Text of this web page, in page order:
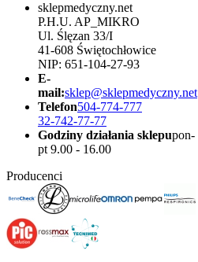
sklepmedyczny.net
P.H.U. AP_MIKRO
Ul. Ślęzan 33/I
41-608 Świętochłowice
NIP: 651-104-27-93
E-
mail:sklep@sklepmedyczny.net
Telefon504-774-777
32-742-77-77
Godziny działania sklepupon-
pt 9.00 - 16.00
Producenci